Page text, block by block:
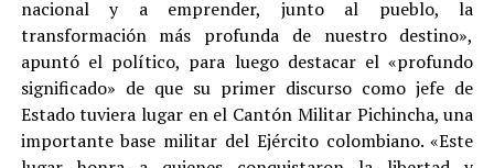
nacional y a emprender, junto al pueblo, la
transformación más profunda de nuestro destino»,
apuntó el político, para luego destacar el «profundo
significado» de que su primer discurso como jefe de
Estado tuviera lugar en el Cantón Militar Pichincha, una
importante base militar del Ejército colombiano. «Este